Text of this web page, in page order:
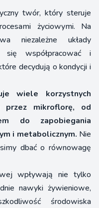
twór, który steruje
życiowymi. Na
niezależne układy
się współpracować i
decydują o kondycji i
wiele korzystnych
przez mikroflorę, od
do zapobiegania
i metabolicznym. Nie
dbać o równowagę
wpływają nie tylko
nawyki żywieniowe,
środowiska